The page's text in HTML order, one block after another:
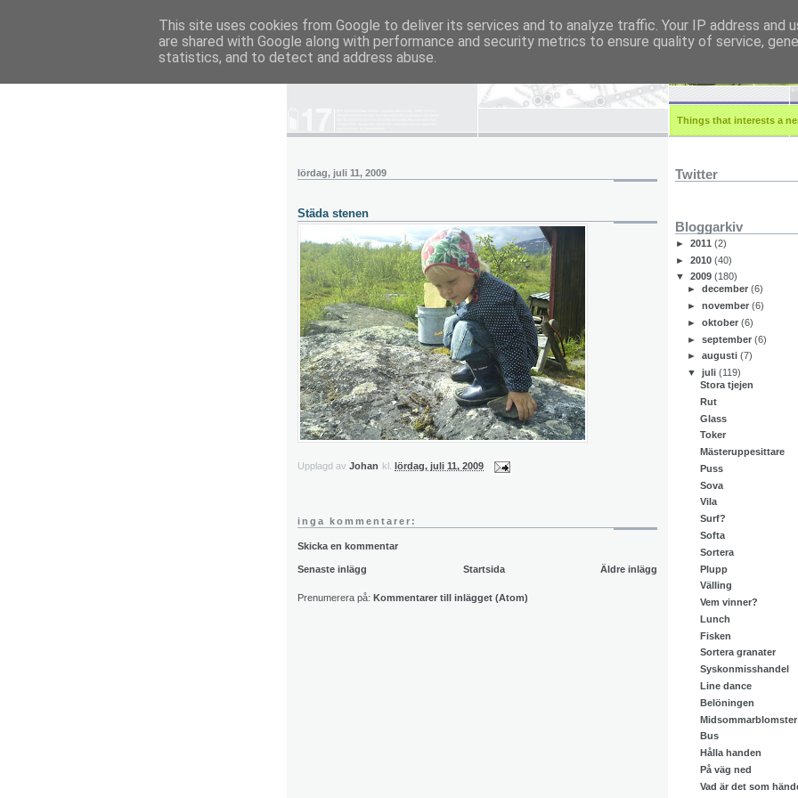
blog.wieslander.eu
Things that interests a
lördag, juli 11, 2009
Städa stenen
Upplagd av Johan kl. lördag, juli 11, 2009
inga kommentarer:
Skicka en kommentar
Senaste inlägg Äldre inlägg
Startsida
Prenumerera på: Kommentarer till inlägget (Atom)
Twitter
Bloggarkiv
► 2011 (2)
► 2010 (40)
▼ 2009 (180)
►december(6)
►november(6)
►oktober(6)
►september(6)
►augusti(7)
▼juli(119)
Stora tjejen
Rut
Glass
Toker
Mästeruppesittare
Puss
Sova
Vila
Surf?
Softa
Sortera
Plupp
Välling
Vem vinner?
Lunch
Fisken
Sortera granater
Syskonmisshandel
Line dance
Belöningen
Midsommarblomster
Bus
Hålla handen
På väg ned
Vad är det som
This site uses cookies from Google to deliver its services and to analyze traffic. Your IP address and
are shared with Google along with performance and security metrics to ensure quality of service,
statistics, and to detect and address abuse.